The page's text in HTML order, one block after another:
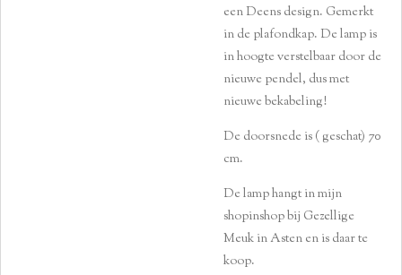
een Deens design. Gemerkt
in de plafondkap. De lamp is
in hoogte verstelbaar door de
nieuwe pendel, dus met
nieuwe bekabeling!
De doorsnede is ( geschat) 70
cm.
De lamp hangt in mijn
shopinshop bij Gezellige
Meuk in Asten en is daar te
koop.